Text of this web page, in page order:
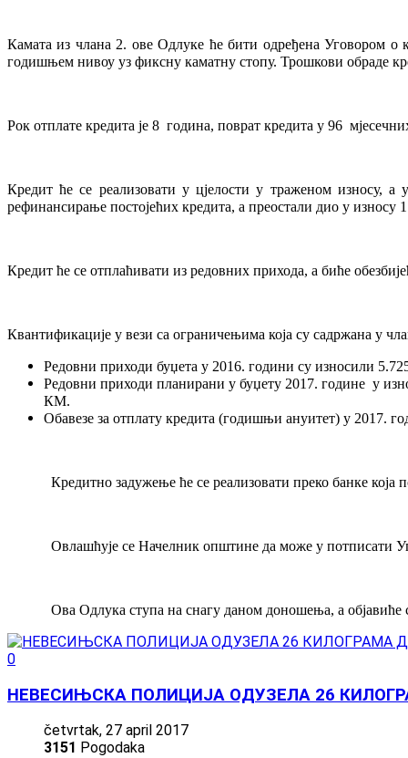
Камата из члана 2. ове Одлуке ће бити одређена Уговором о
годишњем нивоу уз фиксну каматну стопу. Трошкови обраде
Рок отплате кредита је 8 година, поврат кредита у 96
Кредит ће се реализовати у цјелости у траженом
рефинансирање постојећих кредита, а преостали дио у
Кредит ће се отплаћивати из редовних прихода, а биће
Квантификације у вези са ограничењима која су садржана у
Редовни приходи буџета у 2016. години су износили
Редовни приходи планирани у буџету 2017. године у
КМ.
Обавезе за отплату кредита (годишњи ануитет) у 2017.
Кредитно задужење ће се реализовати преко банке која
Овлашћује се Начелник општине да може у потписати
Ова Одлука ступа на снагу даном доношења, а
0
НЕВЕСИЊСКА ПОЛИЦИЈА ОДУЗЕЛА 26
četvrtak, 27 april 2017
3151 Pogodaka